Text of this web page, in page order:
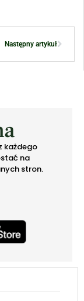
Następny artykuł
każdego
na
stron.